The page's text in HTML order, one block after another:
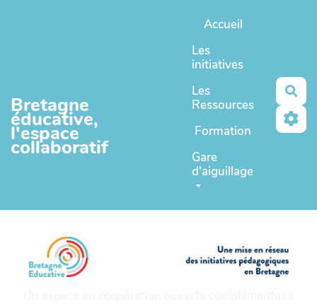
Bretagne
éducative,
l'espace
collaboratif
Accueil
Les
initiatives
Les
Ressources
Formation
Gare
d'aiguillage